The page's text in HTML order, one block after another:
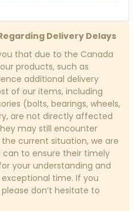
Delivery Delays
that due to the Canada
products, such as
additional delivery
of our items, including
(bolts, bearings, wheels,
are not directly affected
may still encounter
current situation, we are
can to ensure their timely
your understanding and
time. If you
don’t hesitate to